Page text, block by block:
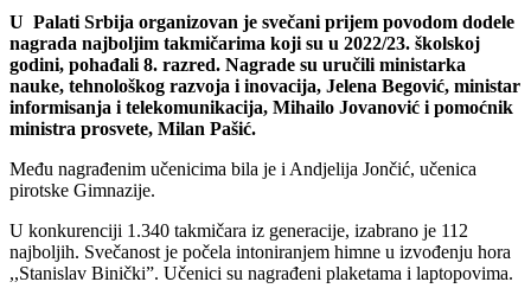
U Palati Srbija organizovan je svečani prijem povodom dodele
nagrada najboljim takmičarima koji su u 2022/23. školskoj
godini, pohađali 8. razred. Nagrade su uručili ministarka
nauke, tehnološkog razvoja i inovacija, Jelena Begović, ministar
informisanja i telekomunikacija, Mihailo Jovanović i pomoćnik
ministra prosvete, Milan Pašić.
Među nagrađenim učenicima bila je i Andjelija Jončić, učenica
pirotske Gimnazije.
U konkurenciji 1.340 takmičara iz generacije, izabrano je 112
najboljih. Svečanost je počela intoniranjem himne u izvođenju hora
,,Stanislav Binički”. Učenici su nagrađeni plaketama i laptopovima.